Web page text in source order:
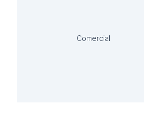
Comercial